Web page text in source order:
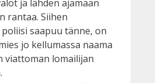
ja lähden ajamaan
rantaa. Siihen
saapuu tänne, on
jo kellumassa naama
viattoman lomailijan